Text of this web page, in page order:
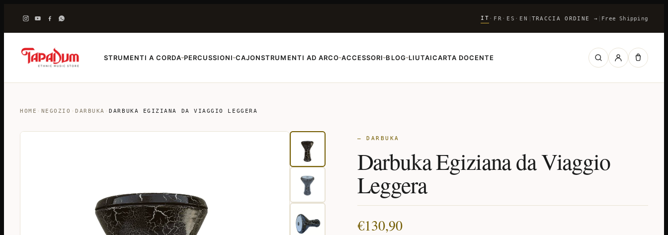
IT · FR · ES · EN TRACCIA ORDINE → Free Shipping
STRUMENTI A CORDA›PERCUSSIONI›CAJONSTRUMENTI AD ARCO›ACCESSORI›BLOG›LIUTAICARTA DOCENTE
HOME › NEGOZIO ›DARBUKA ›DARBUKA EGIZIANA DA VIAGGIO LEGGERA
— DARBUKA
Darbuka Egiziana da Viaggio
Leggera
€130,90